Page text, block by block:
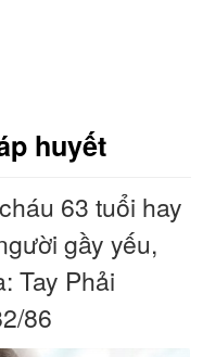
huyết
63 tuổi hay
gầy yếu,
Tay Phải
86